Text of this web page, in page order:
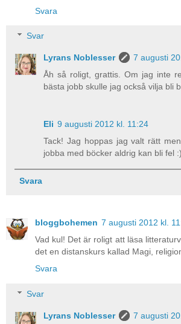
Svara
Svar
Lyrans Noblesser
7 augusti
Åh så roligt, grattis. Om jag inte
bästa jobb skulle jag också vilja bli
Eli 9 augusti 2012 kl. 11:24
Tack! Jag hoppas jag valt rätt
jobba med böcker aldrig kan bli fel :)
Svara
bloggbohemen 7 augusti 2012 kl.
Vad kul! Det är roligt att läsa
det en distanskurs kallad Magi,
Svara
Svar
Lyrans Noblesser
7 augusti